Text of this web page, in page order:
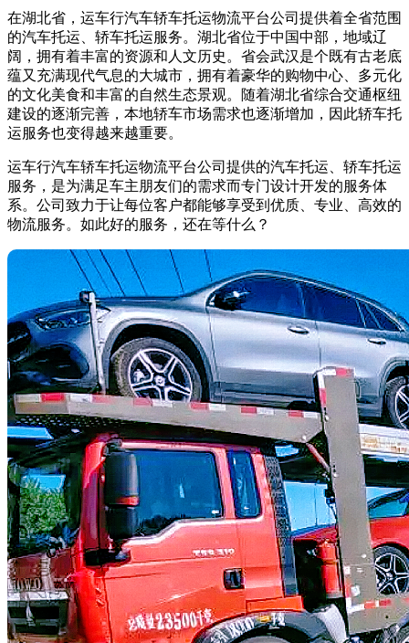
在湖北省，运车行汽车轿车托运物流平台公司提供着全省范围
的汽车托运、轿车托运服务。湖北省位于中国中部，地域辽
阔，拥有着丰富的资源和人文历史。省会武汉是个既有古老底
蕴又充满现代气息的大城市，拥有着豪华的购物中心、多元化
的文化美食和丰富的自然生态景观。随着湖北省综合交通枢纽
建设的逐渐完善，本地轿车市场需求也逐渐增加，因此轿车托
运服务也变得越来越重要。
运车行汽车轿车托运物流平台公司提供的汽车托运、轿车托运
服务，是为满足车主朋友们的需求而专门设计开发的服务体
系。公司致力于让每位客户都能够享受到优质、专业、高效的
物流服务。如此好的服务，还在等什么？